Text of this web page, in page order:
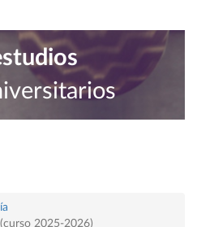
2025-2026)